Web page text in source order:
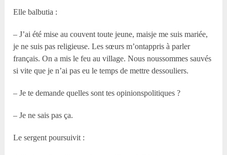
Elle balbutia :
– J’ai été mise au couvent toute jeune, maisje me suis mariée,
je ne suis pas religieuse. Les sœurs m’ontappris à parler
français. On a mis le feu au village. Nous noussommes sauvés
si vite que je n’ai pas eu le temps de mettre dessouliers.
– Je te demande quelles sont tes opinionspolitiques ?
– Je ne sais pas ça.
Le sergent poursuivit :